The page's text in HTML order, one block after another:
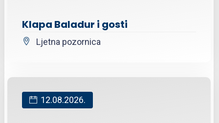
Klapa Baladur i gosti
Ljetna pozornica
12.08.2026.